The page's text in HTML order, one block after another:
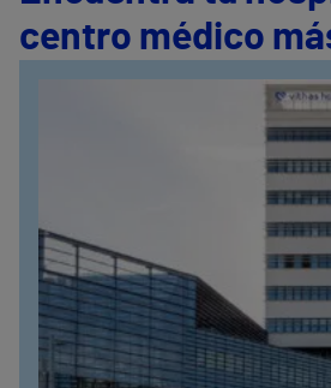
centro médico